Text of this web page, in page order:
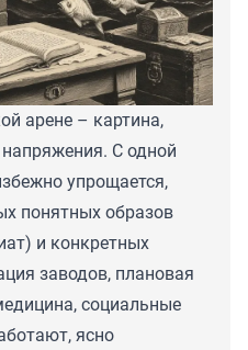
арене – картина,
С одной
упрощается,
понятных образов
и конкретных
заводов, плановая
социальные
ясно